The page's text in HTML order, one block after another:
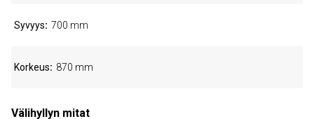
Syvyys 700 mm
Korkeus 870 mm
Välihyllyn mitat